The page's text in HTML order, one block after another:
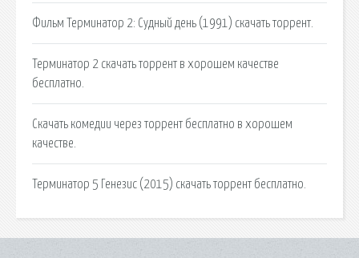
Фильм Терминатор 2: Судный день (1991) скачать торрент.
Терминатор 2 скачать торрент в хорошем качестве
бесплатно.
Скачать комедии через торрент бесплатно в хорошем
качестве.
Терминатор 5 Генезис (2015) скачать торрент бесплатно.